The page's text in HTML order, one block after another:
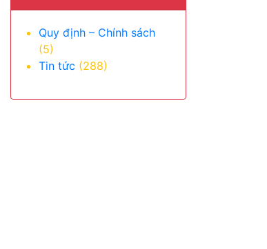
Quy định – Chính sách
(5)
Tin tức (288)